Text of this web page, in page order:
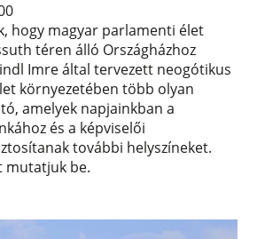
hogy magyar parlamenti élet
téren álló Országházhoz
Imre által tervezett neogótikus
környezetében több olyan
amelyek napjainkban a
és a képviselői
további helyszíneket.
mutatjuk be.